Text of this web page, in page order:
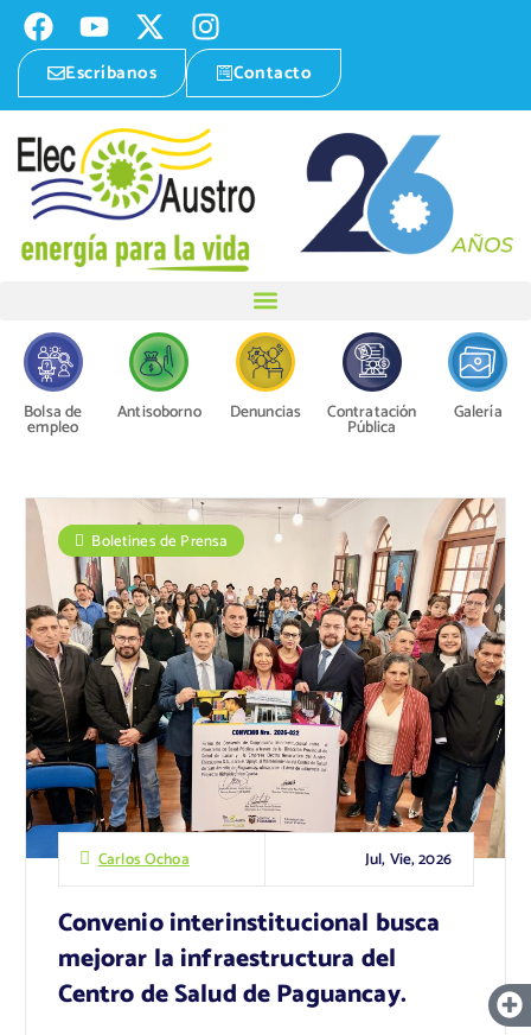
Escríbanos Contacto
Bolsa de
empleo
Antisoborno Denuncias Contratación
Pública
Galería
Carlos Ochoa Jul, Vie, 2026
Boletines de Prensa
Convenio interinstitucional busca
mejorar la infraestructura del
Centro de Salud de Paguancay.